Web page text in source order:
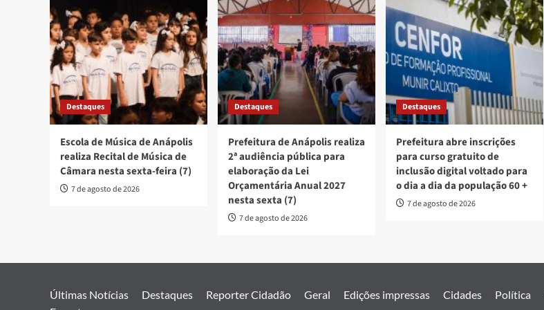
Destaques
Escola de Música de Anápolis
realiza Recital de Música de
Câmara nesta sexta-feira (7)
7 de agosto de 2026
Destaques
Prefeitura de Anápolis realiza
2ª audiência pública para
elaboração da Lei
Orçamentária Anual 2027
nesta sexta (7)
7 de agosto de 2026
Destaques
Prefeitura abre inscrições
para curso gratuito de
inclusão digital voltado para
o dia a dia da população 60 +
7 de agosto de 2026
Últimas Notícias Destaques Reporter Cidadão Geral Edições impressas Cidades Política